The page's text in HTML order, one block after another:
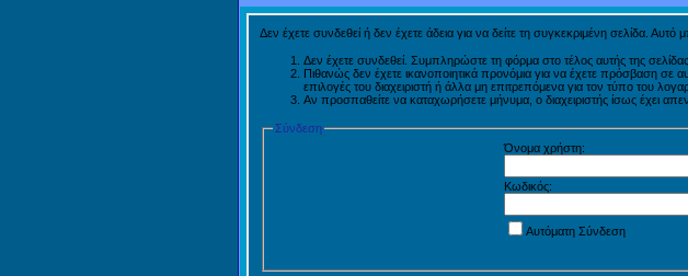
Δεν έχετε συνδεθεί ή δεν έχετε άδεια για να δείτε τη συγκεκριμένη σελίδα.
Δεν έχετε συνδεθεί. Συμπληρώστε τη φόρμα στο τέλος αυτής της
Πιθανώς δεν έχετε ικανοποιητικά προνόμια για να έχετε πρόσβαση
επιλογές του διαχειριστή ή άλλα μη επιτρεπόμενα για τον τύπο του
Αν προσπαθείτε να καταχωρήσετε μήνυμα, ο διαχειριστής ίσως έχει
Σύνδεση
Όνομα χρήστη:
Κωδικός:
Αυτόματη Σύνδεση